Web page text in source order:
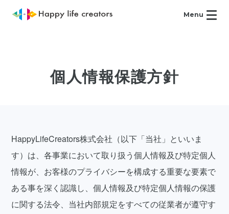
Menu
個人情報保護方針
HappyLifeCreators株式会社（以下「当社」といいま
す）は、各事業において取り扱う個人情報及び特定個人
情報が、お客様のプライバシーを構成する重要な要素で
ある事を深く認識し、個人情報及び特定個人情報の保護
に関する法令、当社内部規定をすべての従業者が遵守す